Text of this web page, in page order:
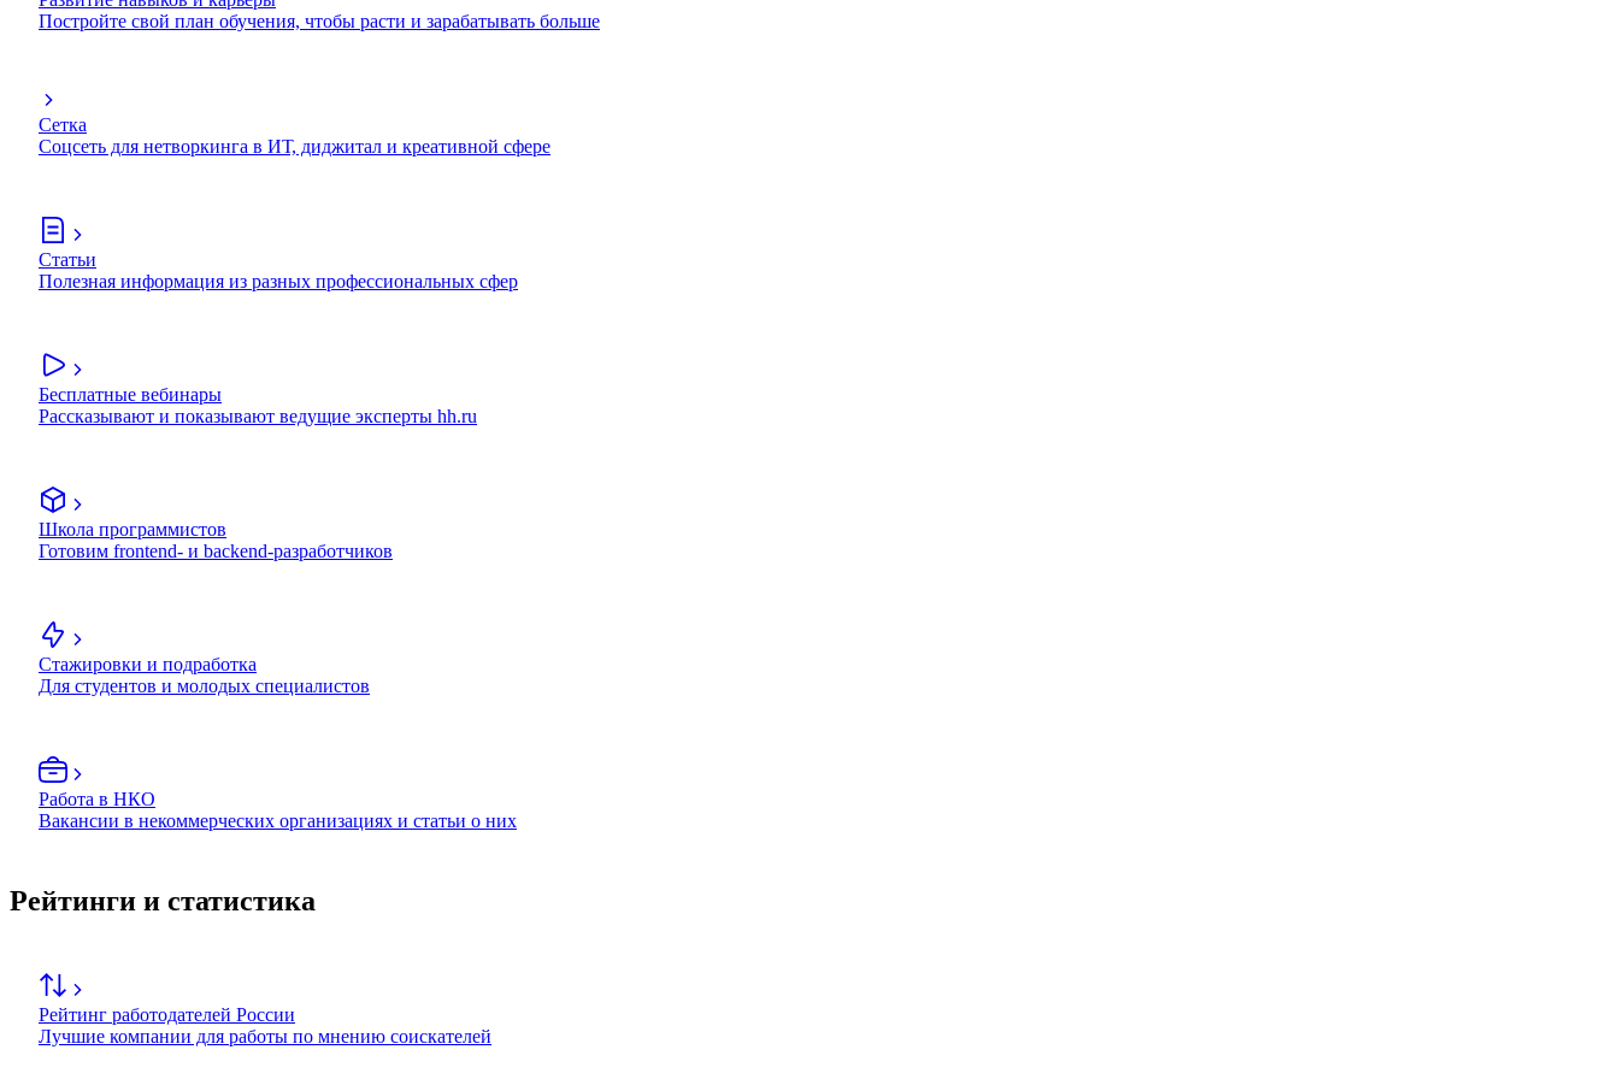
Постройте свой план обучения, чтобы расти и зарабатывать больше
Сетка
Соцсеть для нетворкинга в ИТ, диджитал и креативной сфере
Статьи
Полезная информация из разных профессиональных сфер
Бесплатные вебинары
Рассказывают и показывают ведущие эксперты hh.ru
Школа программистов
Готовим frontend- и backend-разработчиков
Стажировки и подработка
Для студентов и молодых специалистов
Работа в НКО
Вакансии в некоммерческих организациях и статьи о них
Рейтинги и статистика
Рейтинг работодателей России
Лучшие компании для работы по мнению соискателей